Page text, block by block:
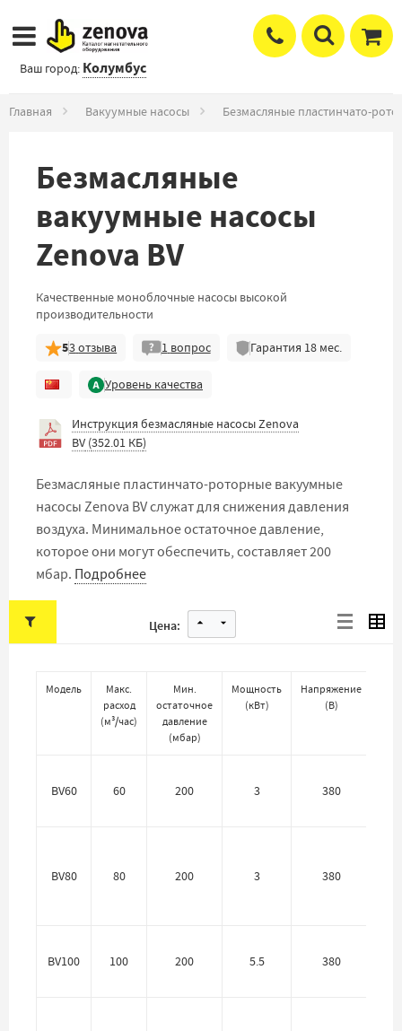
Ваш город: Колумбус
Главная Вакуумные насосы Безмасляные пластинчато-
Безмасляные
вакуумные насосы
Zenova BV
Качественные моноблочные насосы высокой
производительности
53отзыва 1 вопрос Гарантия 18 мес.
Уровень качества
Инструкция безмасляные насосы Zenova
BV (352.01 КБ)
Безмасляные пластинчато-роторные вакуумные
насосы Zenova BV служат для снижения давления
воздуха. Минимальное остаточное давление,
которое они могут обеспечить, составляет 200
мбар. Подробнее
Цена:
Модель
Макс.
расход
(м³/час)
Мин.
остаточное
давление
(мбар)
Мощность
(кВт)
Напряжение
(В)
BV60 60 200 3 380
BV80 80 200 3 380
BV100 100 200 5.5 380